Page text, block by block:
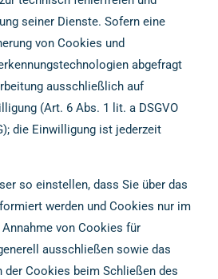
seiner Dienste. Sofern eine
von Cookies und
abgefragt
ausschließlich auf
(Art. 6 Abs. 1 lit. a DSGVO
die Einwilligung ist jederzeit
so einstellen, dass Sie über das
werden und Cookies nur im
von Cookies für
ausschließen sowie das
Cookies beim Schließen des